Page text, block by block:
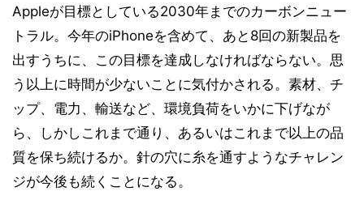
Appleが目標としている2030年までのカーボンニュー
トラル。今年のiPhoneを含めて、あと8回の新製品を
出すうちに、この目標を達成しなければならない。思
う以上に時間が少ないことに気付かされる。素材、チ
ップ、電力、輸送など、環境負荷をいかに下げなが
ら、しかしこれまで通り、あるいはこれまで以上の品
質を保ち続けるか。針の穴に糸を通すようなチャレン
ジが今後も続くことになる。